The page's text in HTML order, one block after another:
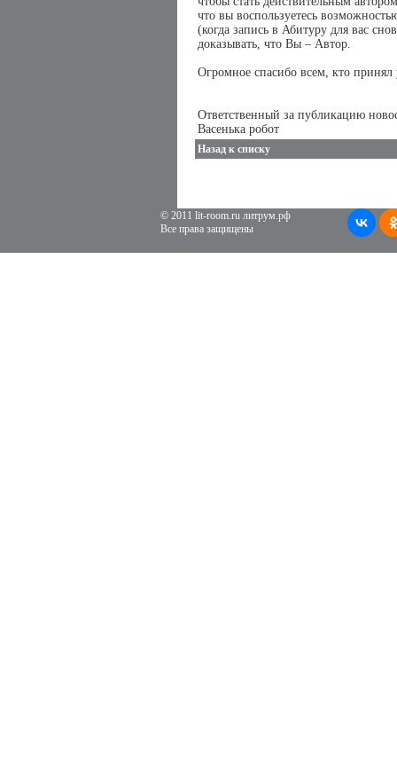
что вы воспользуетесь
(когда запись в Абитуру для вас
доказывать, что Вы – Автор.
Огромное спасибо всем, кто принял
Ответственный за публикацию
Васенька робот
Назад к списку
© 2011 lit-room.ru литрум.рф
Все права защищены